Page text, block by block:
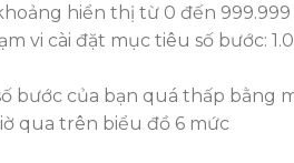
hiển thị từ 0 đến
vi cài đặt mục tiêu số bước:
bước của bạn quá thấp bằng
qua trên biểu đồ 6 mức